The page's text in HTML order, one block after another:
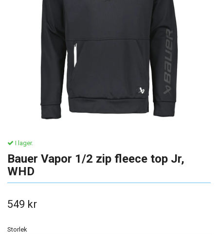
I lager.
Bauer Vapor 1/2 zip fleece top Jr,
WHD
549 kr
Storlek